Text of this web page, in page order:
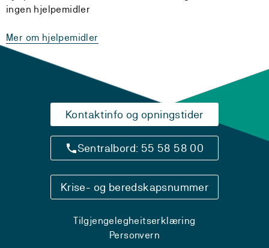
ingen hjelpemidler
Mer om hjelpemidler
Kontaktinfo og opningstider
Sentralbord: 55 58 58 00
Krise- og beredskapsnummer
Tilgjengelegheitserklæring
Personvern